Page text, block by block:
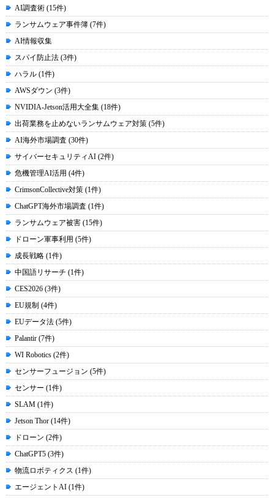
AI調査術 (15件)
ランサムウェア事件簿 (7件)
AI情報収集
スパイ防止法 (3件)
ハラル (1件)
AWSダウン (3件)
NVIDIA-Jetson活用大全集 (18件)
出荷業務を止めないランサムウェア対策 (5件)
AI海外市場調査 (30件)
サイバーセキュリティAI (2件)
危機管理AI活用 (4件)
CrimsonCollective対策 (1件)
ChatGPT海外市場調査 (1件)
ランサムウェア被害 (15件)
ドローン軍事利用 (5件)
成長戦略 (1件)
中国語リサーチ (1件)
CES2026 (3件)
EU規制 (4件)
EUデータ法 (5件)
Palantir (7件)
WI Robotics (2件)
センサーフュージョン (5件)
センサー (1件)
SLAM (1件)
Jetson Thor (14件)
ドローン (2件)
ChatGPT5 (3件)
物流ロボティクス (1件)
エージェントAI (1件)